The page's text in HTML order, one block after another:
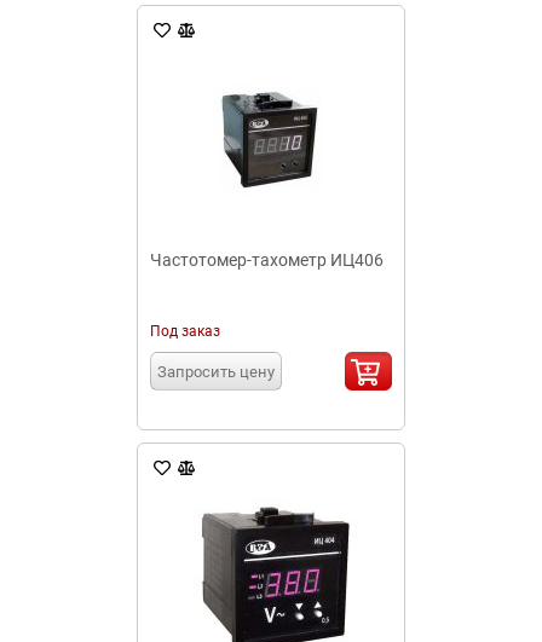
Частотомер-тахометр ИЦ406
Под заказ
Запросить цену